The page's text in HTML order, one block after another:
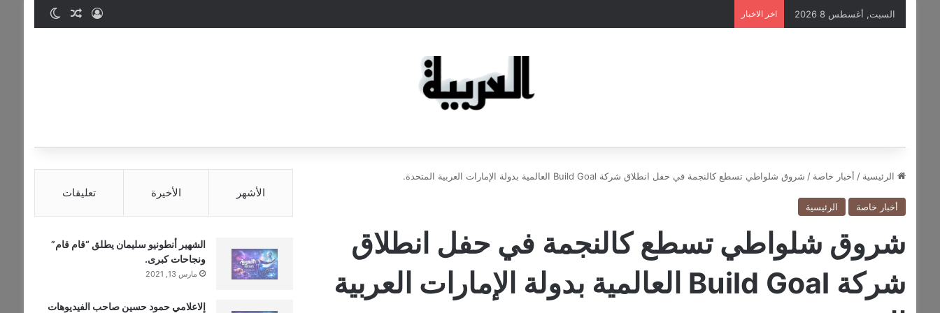
السبت, أغسطس 8 2026 اخر الاخبار تسجيل الدخول
مقال عشوائي
الرئيسية / أخبار خاصة / شروق شلواطي تسطع كالنجمة في حفل انطلاق شركة Build Goal العالمية بدولة الإمارات العربية المتحدة.
أخبار خاصة الرئيسية
شروق شلواطي تسطع كالنجمة في حفل انطلاق
شركة Build Goal العالمية بدولة الإمارات العربية
الأشهر الأخيرة تعليقات
الشهير أنطونيو سليمان يطلق “قام قام”
ونجاحات كبرى.
مارس 13, 2021
إلاعلامي حمود حسين صاحب الفيديوهات